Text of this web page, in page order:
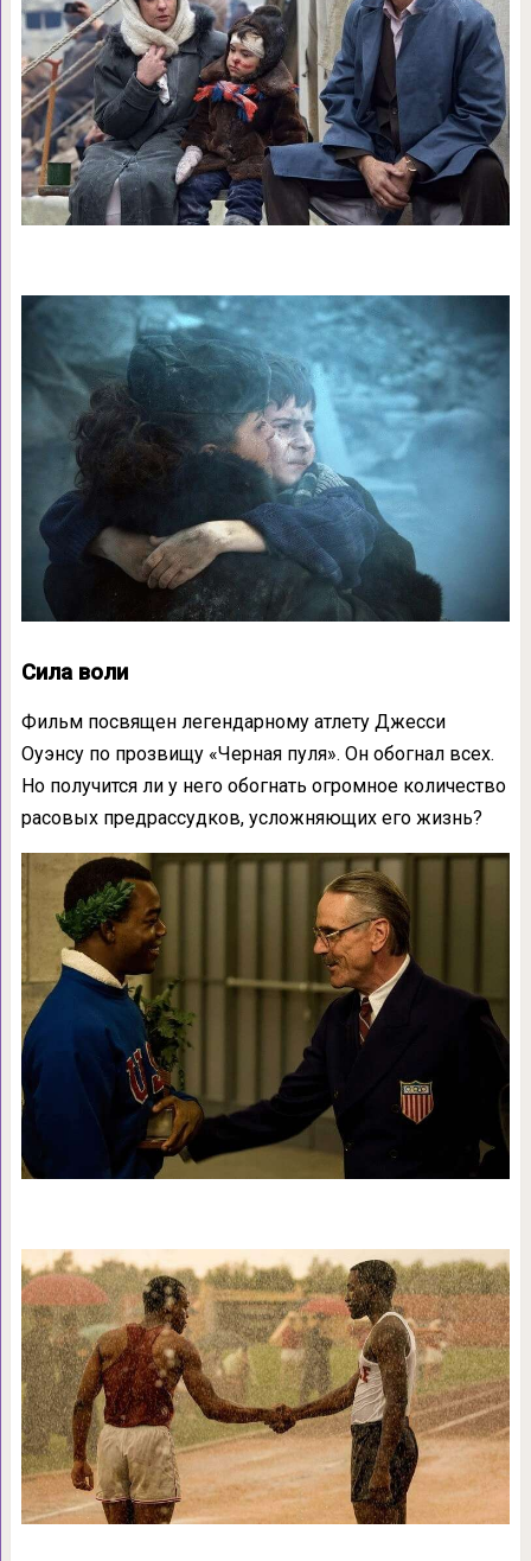
Сила воли
Фильм посвящен легендарному атлету Джесси
Оуэнсу по прозвищу «Черная пуля». Он обогнал всех.
Но получится ли у него обогнать огромное количество
расовых предрассудков, усложняющих его жизнь?